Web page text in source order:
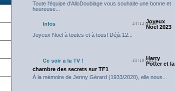
Toute l'équipe d'AlloDoublage vous souhaite une bonne et
heureuse...
24/12/2023
Joyeux
Noel 2023
Joyeux Noël à toutes et à tous! Déjà 12...
31/10/2023
Harry
Potter et la
chambre des secrets sur TF1
À la mémoire de Jenny Gérard (1933/2020), elle nous...